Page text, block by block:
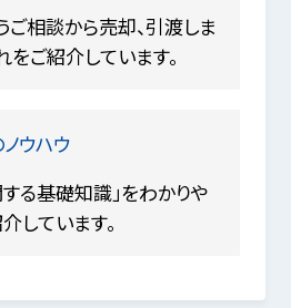
相談から売却、引渡しま
ご紹介しています。
ウハウ
る基礎知識」をわかりや
しています。